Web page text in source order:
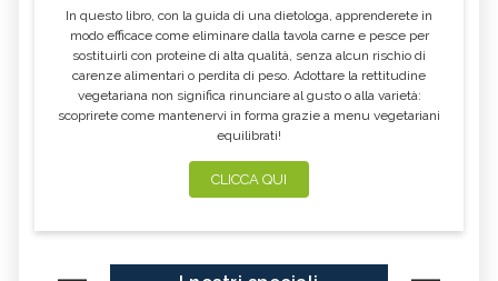
In questo libro, con la guida di una dietologa, apprenderete in
modo efficace come eliminare dalla tavola carne e pesce per
sostituirli con proteine di alta qualità, senza alcun rischio di
carenze alimentari o perdita di peso. Adottare la rettitudine
vegetariana non significa rinunciare al gusto o alla varietà:
scoprirete come mantenervi in forma grazie a menu vegetariani
equilibrati!
CLICCA QUI